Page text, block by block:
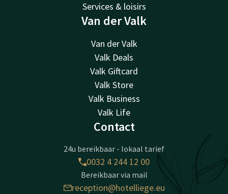
Services & loisirs
Van der Valk
Van der Valk
Valk Deals
Valk Giftcard
Valk Store
Valk Business
Valk Life
Contact
24u bereikbaar - lokaal tarief
0032 4 244 12 00
Bereikbaar via mail
reception@hotelliege.eu